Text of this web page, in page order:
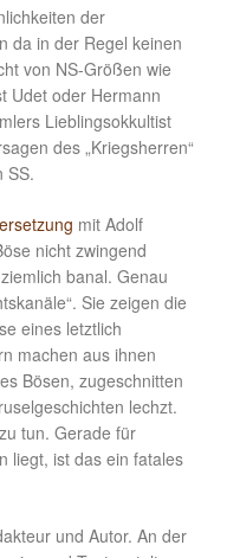
der
da in der Regel keinen
von NS-Größen wie
Udet oder Hermann
Lieblingsokkultist
des „Kriegsherren“
SS.
mit Adolf
nicht zwingend
banal. Genau
Sie zeigen die
eines letztlich
machen aus ihnen
Bösen, zugeschnitten
lechzt.
tun. Gerade für
liegt, ist das ein fatales
und Autor. An der